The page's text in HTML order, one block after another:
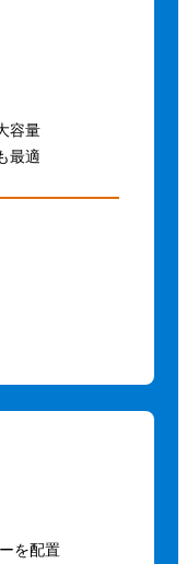
容量
最適
を配置